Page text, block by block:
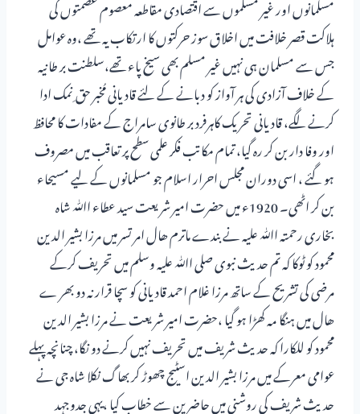
مسلمانوں اور غیر مسلموں سے اقتصادی مقاطعہ معصوم عصمتوں کی
ہلاکت قصر خلافت میں اخلاق سوز حرکتوں کا ارتکاب یہ تھے ،وہ عوامل
جس سے مسلمان ہی نہیں غیر مسلم بھی سیخ پاء تھے،سلطنت بر طانیہ
کے خلاف آزادی کی ہر آواز کو دبانے کے لئے قادیانی مُخبر حق ِ نمک ادا
کرنے لگے، قادیانی تحریک کاہرفرد بر طانوی سامراج کے مفادات کا محافظ
اور وفا دار بن کر رہ گیا، تمام مکاتب فکر علمی سطح پر تعاقب میں مصروف
ہو گئے ، اسی دوران مجلس احرار اسلام جو مسلمانوں کے لیے مسیحاء
بن کر اٹھی۔ 1920ء میں حضرت امیر شریعت سید عطاء اﷲ شاہ
بخاری رحمتہ اﷲ علیہ نے بندے ماترم ھال امر تسر میں مرزا بشیر الدین
محمود کو ٹوکا کہ تم حدیث نبوی صلی اﷲ علیہ وسلم میں تحریف کرکے
مرضی کی تشریح کے ساتھ مرزا غلام احمد قادیانی کو سچا قرار نہ دو بھر ے
ھال میں ہنگا مہ کھڑا ہو گیا ،حضرت امیر شریعت نے مرزا بشیر الدین
محمود کو للکارا کہ حدیث شریف میں تحریف نہیں کرنے دو نگا، چنانچہ پہلے
عوامی معرکے میں مرزا بشیر الدین اسٹیج چھوڑ کر بھاگ نکلا شاہ جی نے
حدیث شریف کی روشنی میں حاضرین سے خطاب کیا ،یہی جدوجہد